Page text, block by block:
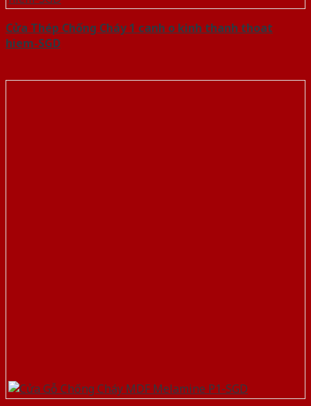
Cửa Thép Chống Cháy 1 canh o kinh thanh thoat
hiem-SGD